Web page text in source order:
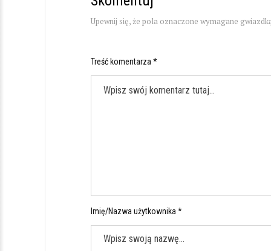
Upewnij się, że pola oznaczone wymagane
Treść komentarza *
Imię/Nazwa użytkownika *